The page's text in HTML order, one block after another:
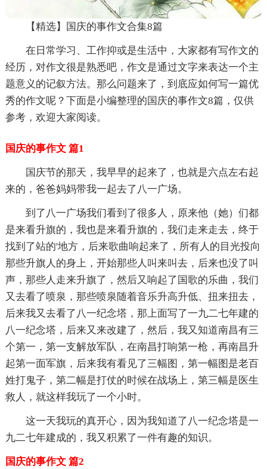
【精选】国庆的事作文合集8篇
在日常学习、工作抑或是生活中，大家都有写作文的
经历，对作文很是熟悉吧，作文是通过文字来表达一个主
题意义的记叙方法。那么问题来了，到底应如何写一篇优
秀的作文呢？下面是小编整理的国庆的事作文8篇，仅供
参考，欢迎大家阅读。
国庆的事作文 篇1
国庆节的那天，我早早的起来了，也就是六点左右起
来的，爸爸妈妈带我一起去了八一广场。
到了八一广场我们看到了很多人，原来他（她）们都
是来看升旗的，我也是来看升旗的，我们走来走去，终于
找到了站的'地方，后来歌曲响起来了，所有人的目光投向
那些升旗人的身上，开始那些人叫来叫去，后来也没了叫
声，那些人走来升旗了，然后又响起了国歌的乐曲，我们
又去看了喷泉，那些喷泉随着音乐升高升低、扭来扭去，
后来我又去看了八一纪念塔，那上面写了一九二七年建的
八一纪念塔，后来又来改建了，然后，我又知道南昌有三
个第一，第一支解放军队，在南昌打响第一枪，再南昌升
起第一面军旗，后来我有看见了三幅图，第一幅图是老百
姓打鬼子，第二幅是打仗的时候在战场上，第三幅是医生
救人，就这样我玩了一个小时。
这一天我玩的真开心，因为我知道了八一纪念塔是一
九二七年建成的，我又积累了一件有趣的知识。
国庆的事作文 篇2